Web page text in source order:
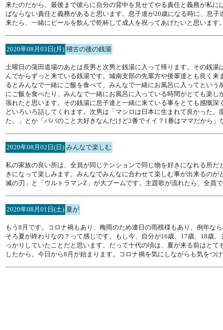
来たのだから、最後まで彼らに自分の背中を見せてやる責任と義務が私
ばならない責任と義務があると思います。息子達が20歳になる時に、息
来たら、一緒にビールを飲んで乾杯して成人を祝ってあげたいと思いま
2020年08月03日(月) 稽古の後の銭湯
土曜日の蒲田道場のあとは長男と次男と銭湯に入って帰ります。その銭
んでからずっと来ている銭湯です。城南支部の先輩方や後輩達とも良く
るとみんなで一緒にご飯を食べて、みんなで一緒にお風呂に入ってとい
にご飯を食べたり、みんなで一緒にお風呂に入っている時間がとても楽
張れたと思います。その銭湯に息子達と一緒に来ている事をとても感慨
どいろいろ話してくれます。次男は「マシロは日本に生まれて良かった
た。」とか「パパのこと大好きなんだけど2番でイイ？1番はママだから
2020年08月02日(日) みんなで楽しむ
私の家族の良い所は、全員が同じテンションで同じ物を好きになれる所
きになって楽しみます。みんなでみんなに合わせて楽しむ事が出来るの
滅の刃」と「ウルトラマンZ」が大ブームです。主題歌が流れたら、全員
2020年08月01日(土) 夏が
もう8月です。コロナ禍もあり、梅雨のため連日の雨模様もあり、例年な
そろ夏が終わりなの？って感じです。もし今、自分が16歳、17歳、18歳
っかりしていたことだと思います。だって十代の頃は、夏が来る前はと
したから。今日から8月が始まります。コロナ禍を気にしながらも気をつ